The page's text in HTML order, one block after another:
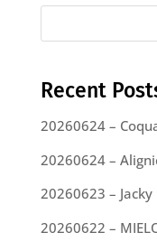
Recent
20260624 –
20260624 –
20260623 –
20260622 –